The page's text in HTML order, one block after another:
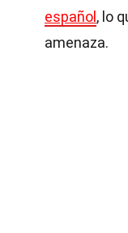
español , lo
amenaza.